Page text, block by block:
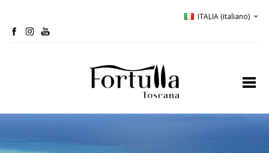
ITALIA (italiano)
profilo